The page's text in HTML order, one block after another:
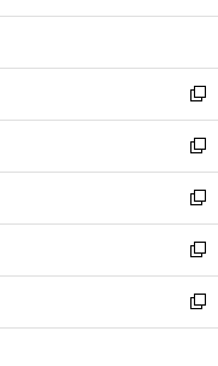
開
ウ
開
く
ン
ウ
で
開
く
ウ
ン
ド
ウ
で
開
く
し
ウ
ィ
ン
ド
ウ
で
開
く
新
し
い
ウ
ィ
ン
ド
ウ
で
開
新
し
い
ウ
ィ
ン
ド
ウ
新
し
い
ウ
ィ
ン
新
し
い
ウ
新
し